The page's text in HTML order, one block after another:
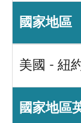
國家地區
美國 - 紐
國家地區